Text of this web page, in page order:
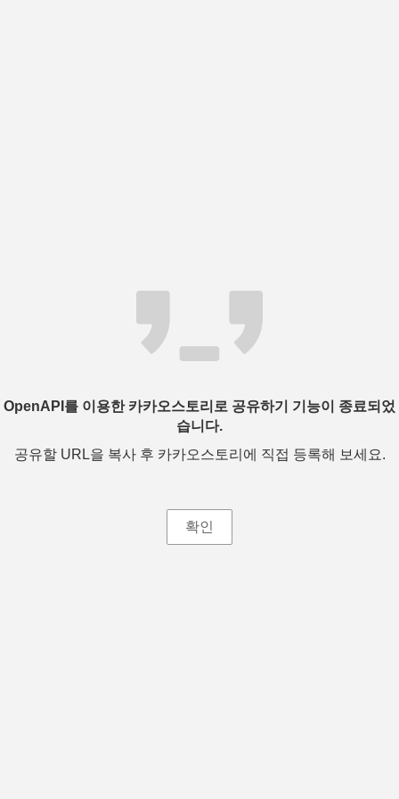
OpenAPI를 이용한 카카오스토리로 공유하기 기능이 종료되었
습니다.
공유할 URL을 복사 후 카카오스토리에 직접 등록해 보세요.
확인